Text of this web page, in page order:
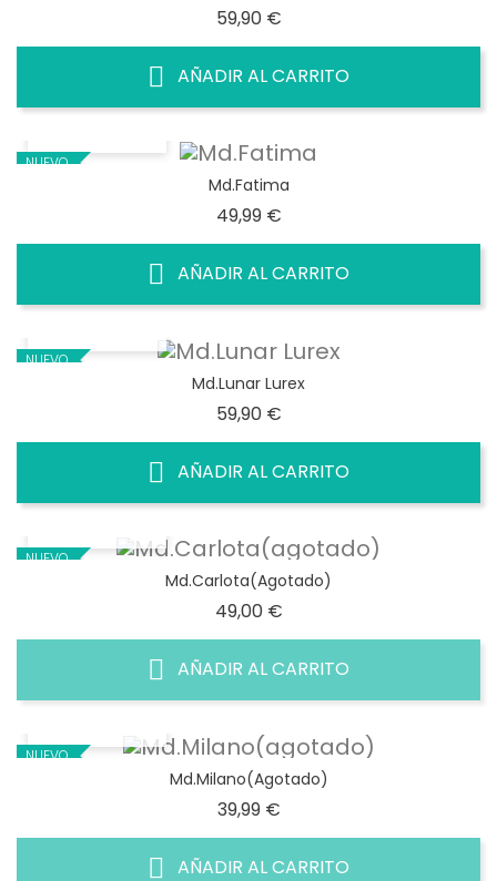
59,90 €Precio
AÑADIR AL CARRITO
NUEVO
Md.Fatima
49,99 €Precio
AÑADIR AL CARRITO
NUEVO
Md.Lunar Lurex
59,90 €Precio
AÑADIR AL CARRITO
NUEVO
Md.Carlota(agotado)
49,00 €Precio
AÑADIR AL CARRITO
NUEVO
Md.Milano(agotado)
39,99 €Precio
AÑADIR AL CARRITO